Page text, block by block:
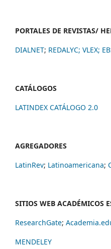
PORTALES DE REVISTAS/
DIALNET; REDALYC; VLEX;
CATÁLOGOS
LATINDEX CATÁLOGO 2.0
AGREGADORES
LatinRev; Latinoamericana;
SITIOS WEB ACADÉMICOS
ResearchGate;
MENDELEY